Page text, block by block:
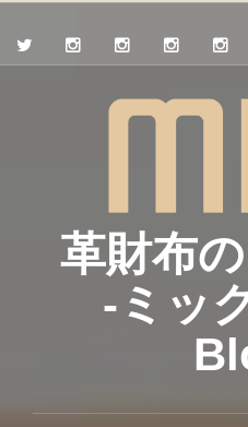
革財布
-ミッ